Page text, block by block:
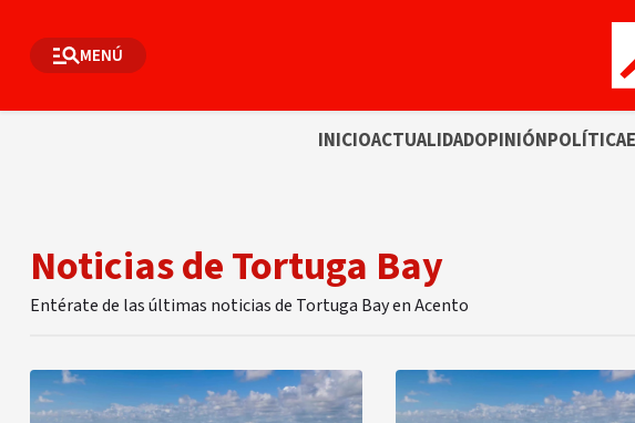
MENÚ
INICIOACTUALIDADOPINIÓNPOLÍTICA
Noticias de Tortuga Bay
Entérate de las últimas noticias de Tortuga Bay en Acento